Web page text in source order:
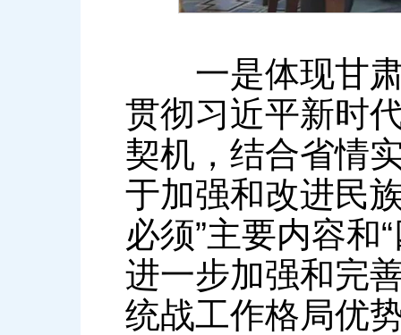
一是体现甘肃
贯彻习近平新时
契机，结合省情
于加强和改进民
必须”主要内容和
进一步加强和完
统战工作格局优